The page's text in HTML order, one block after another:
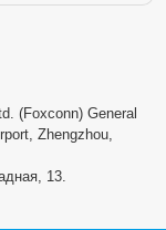
(Foxconn) General
Zhengzhou,
13.